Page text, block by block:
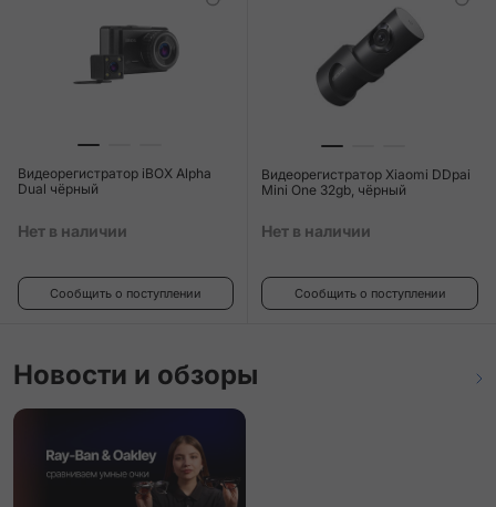
Видеорегистратор iBOX Alpha
Dual чёрный
Нет в наличии
Сообщить о поступлении
Видеорегистратор Xiaomi DDpai
Mini One 32gb, чёрный
Нет в наличии
Сообщить о поступлении
Новости и обзоры